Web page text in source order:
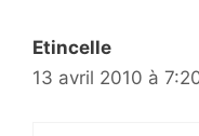
Etincelle
13 avril 2010 à